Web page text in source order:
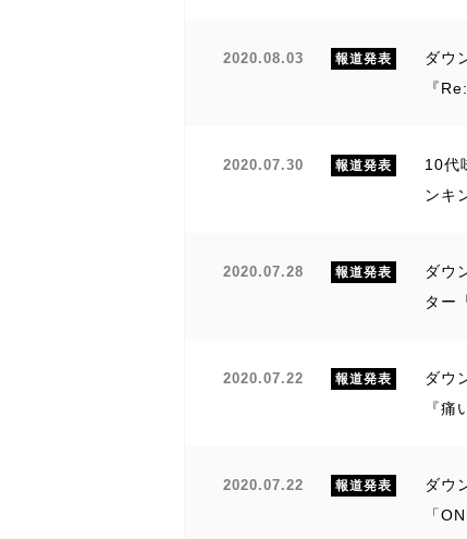
2020.08.03 報道発表
ダウ
『
2020.07.30 報道発表
10代
ンキ
2020.07.28 報道発表
ダウ
ター
2020.07.22 報道発表
ダウ
『
2020.07.22 報道発表
ダウ
「